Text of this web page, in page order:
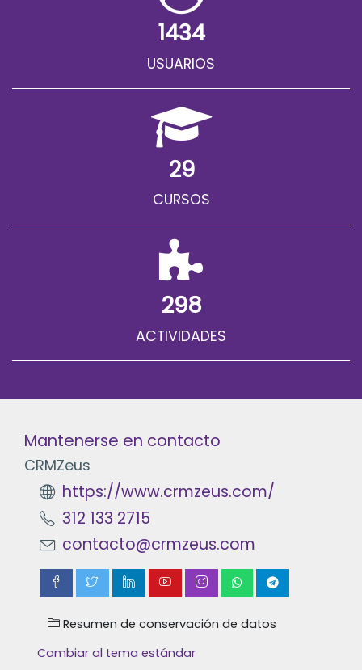
1434
USUARIOS
29
CURSOS
298
ACTIVIDADES
Mantenerse en contacto
CRMZeus
https://www.crmzeus.com/
312 133 2715
contacto@crmzeus.com
Resumen de conservación de datos
Cambiar al tema estándar